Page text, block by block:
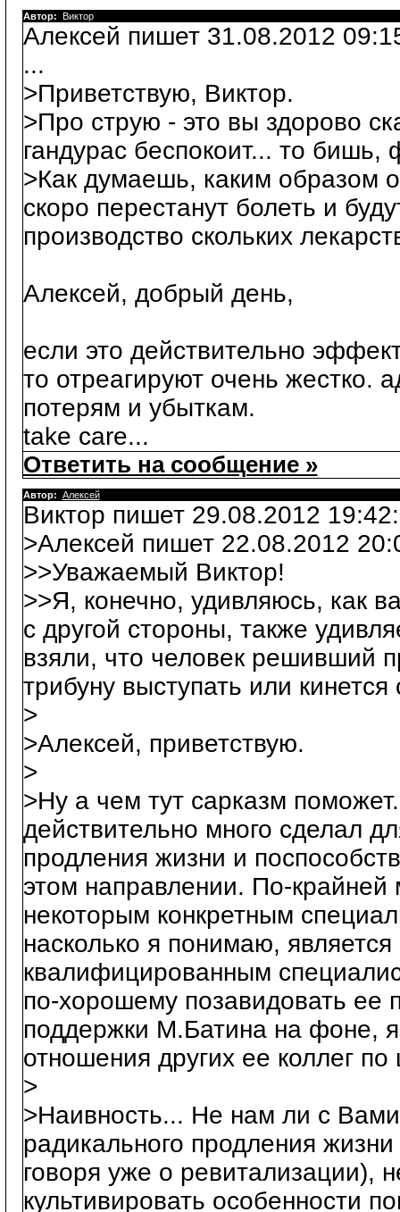
Автор: Виктор
Алексей пишет 31.08.2012
...
>Приветствую, Виктор.
>Про струю - это вы здорово
гандурас беспокоит... то бишь,
>Как думаешь, каким образом
скоро перестанут болеть и
производство скольких
Алексей, добрый день,
если это действительно
то отреагируют очень жестко.
потерям и убыткам.
take care...
Ответить на сообщение »
Автор: Алексей
Виктор пишет 29.08.2012 19:42:
>Алексей пишет 22.08.2012
>>Уважаемый Виктор!
>>Я, конечно, удивляюсь, как
с другой стороны, также
взяли, что человек решивший
трибуну выступать или
>
>Алексей, приветствую.
>
>Ну а чем тут сарказм
действительно много сделал
продления жизни и
этом направлении. По-
некоторым конкретным
насколько я понимаю,
квалифицированным
по-хорошему позавидовать ее
поддержки М.Батина на фоне,
отношения других ее коллег
>
>Наивность... Не нам ли с
радикального продления
говоря уже о ревитализации),
культивировать особенности